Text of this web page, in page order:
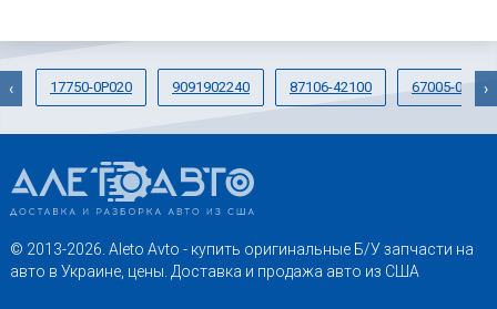
17750-0P020 9091902240 87106-42100 67005-0R230
‹ ›
© 2013-2026. Aleto Avto - купить оригинальные Б/У запчасти на
авто в Украине, цены. Доставка и продажа авто из США